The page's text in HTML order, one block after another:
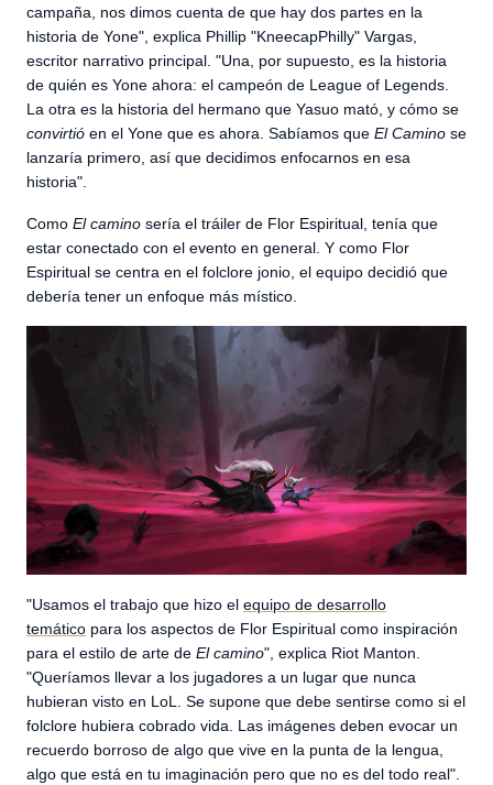
campaña, nos dimos cuenta de que hay dos partes en la
historia de Yone", explica Phillip "KneecapPhilly" Vargas,
escritor narrativo principal. "Una, por supuesto, es la historia
de quién es Yone ahora: el campeón de League of Legends.
La otra es la historia del hermano que Yasuo mató, y cómo se
convirtió en el Yone que es ahora. Sabíamos que El Camino se
lanzaría primero, así que decidimos enfocarnos en esa
historia".
Como El camino sería el tráiler de Flor Espiritual, tenía que
estar conectado con el evento en general. Y como Flor
Espiritual se centra en el folclore jonio, el equipo decidió que
debería tener un enfoque más místico.
"Usamos el trabajo que hizo el equipo de desarrollo
temático para los aspectos de Flor Espiritual como inspiración
para el estilo de arte de El camino", explica Riot Manton.
"Queríamos llevar a los jugadores a un lugar que nunca
hubieran visto en LoL. Se supone que debe sentirse como si el
folclore hubiera cobrado vida. Las imágenes deben evocar un
recuerdo borroso de algo que vive en la punta de la lengua,
algo que está en tu imaginación pero que no es del todo real".